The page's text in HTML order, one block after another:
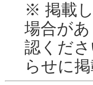
※ 掲載
場合が
認くだ
らせに掲